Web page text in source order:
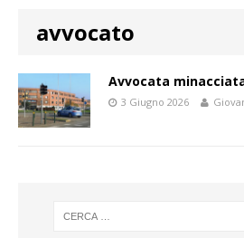
avvocato
Avvocata
3 Giugno 2026